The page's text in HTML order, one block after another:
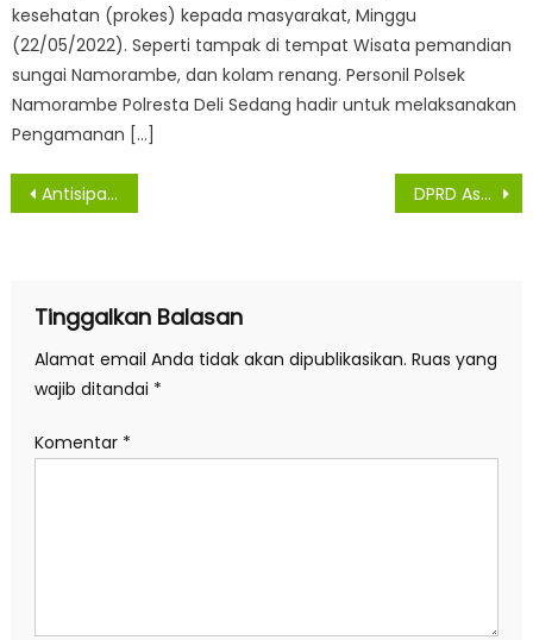
kesehatan (prokes) kepada masyarakat, Minggu
(22/05/2022). Seperti tampak di tempat Wisata pemandian
sungai Namorambe, dan kolam renang. Personil Polsek
Namorambe Polresta Deli Sedang hadir untuk melaksanakan
Pengamanan […]
Navigasi
Antisipasi Tawuran Dan Geng Motor, Polsek Medan Timur GO To School DPRD Asahan Gelar Sidang Pandangan Umum Fraksi Terhadap Ranperda RAPBD Asahan TA 2023
Tinggalkan Balasan
Alamat email Anda tidak akan dipublikasikan. Ruas yang
wajib ditandai *
Komentar *